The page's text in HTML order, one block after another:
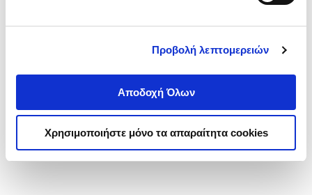
Προβολή λεπτομερειών
Αποδοχή Όλων
Χρησιμοποιήστε μόνο τα απαραίτητα cookies